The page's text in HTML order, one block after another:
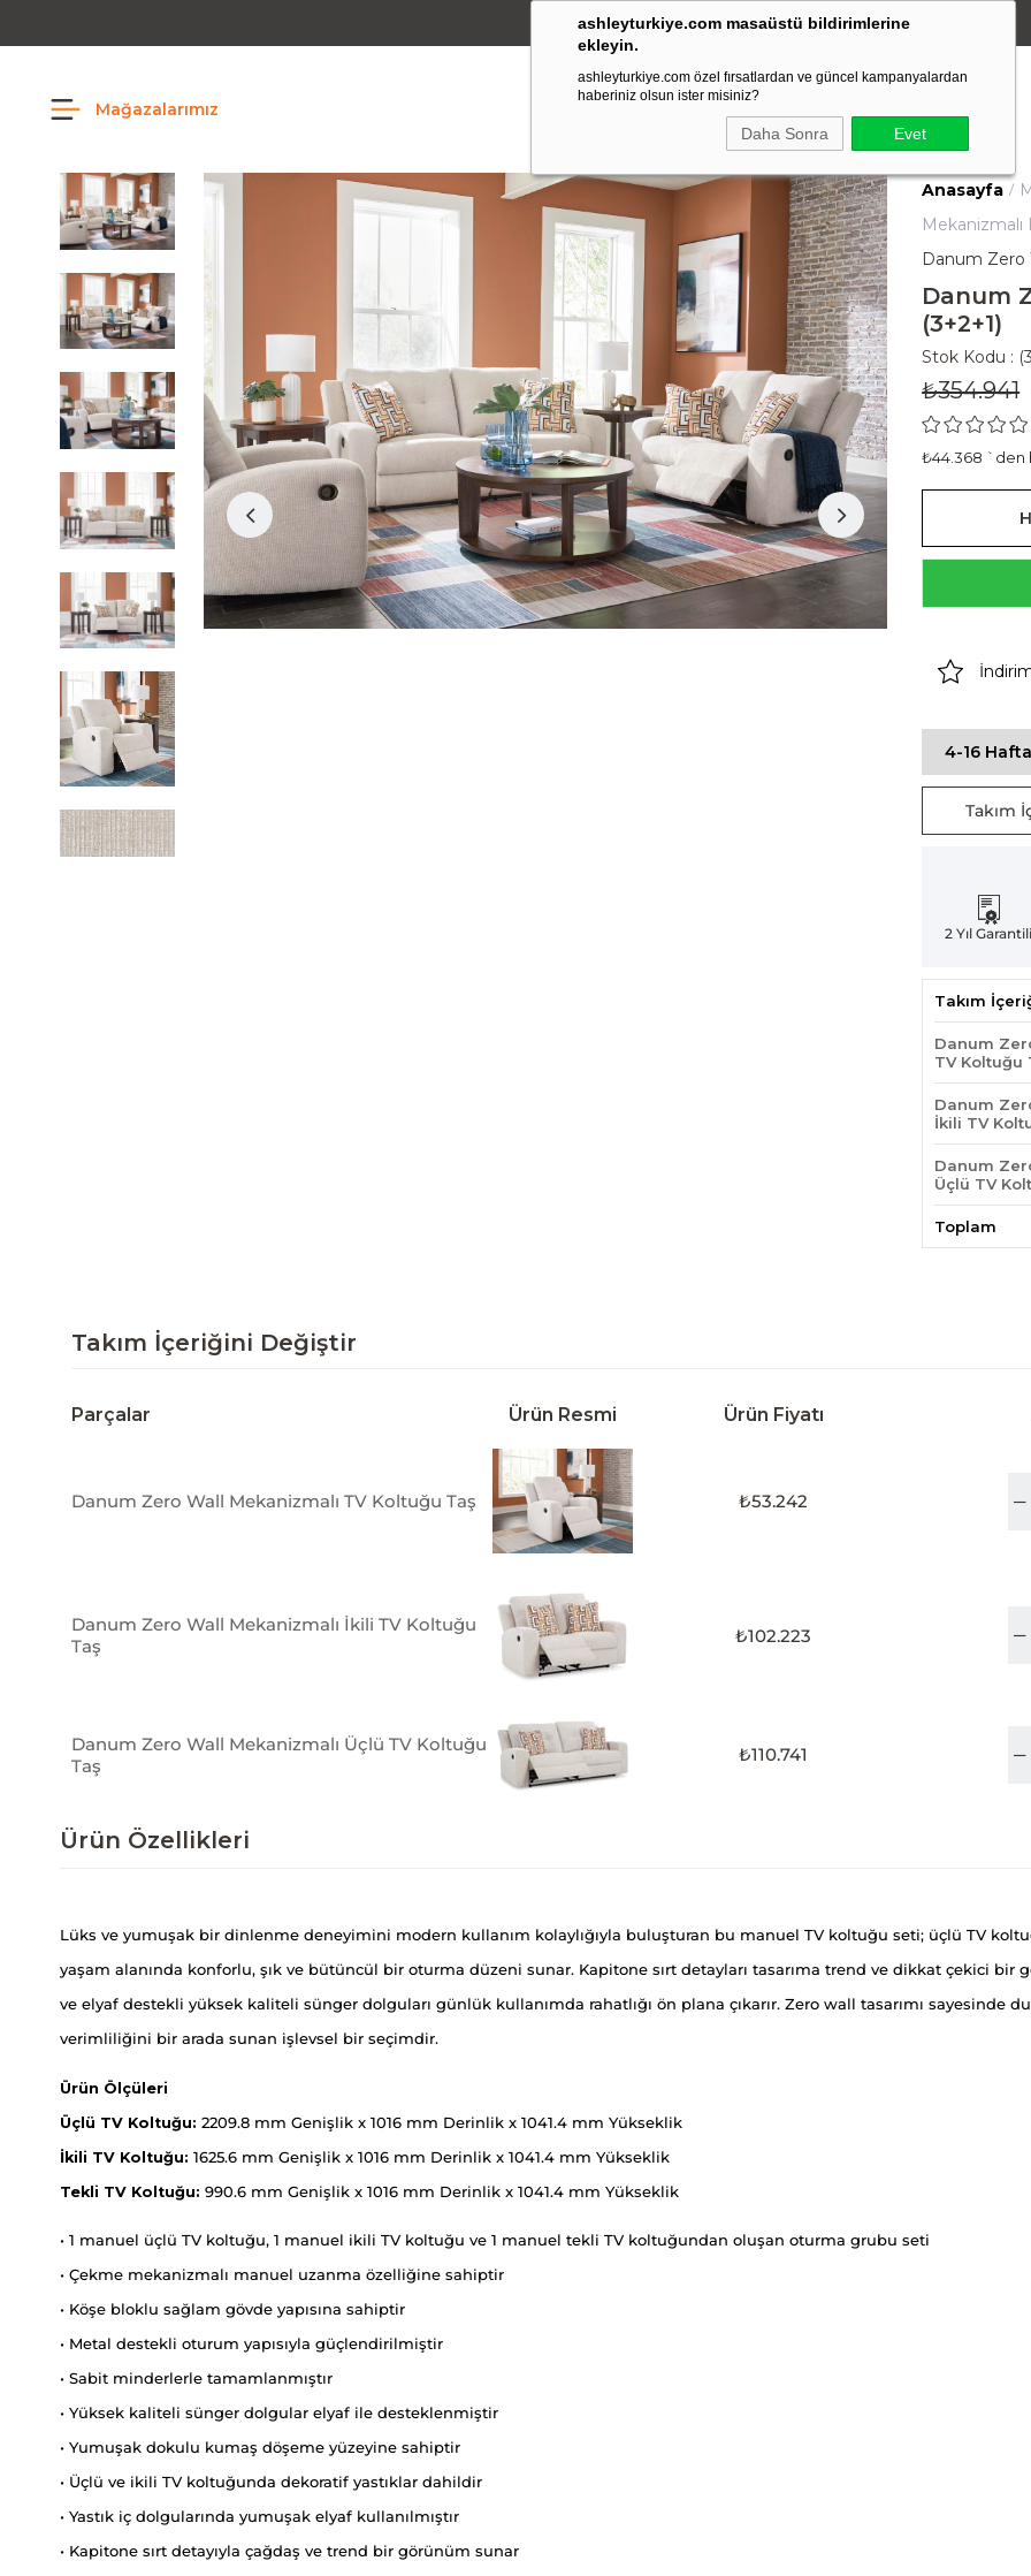
ashleyturkiye.com masaüstü bildirimlerine
ekleyin.
ashleyturkiye.com özel fırsatlardan ve güncel kampanyalardan
haberiniz olsun ister misiniz?
Daha Sonra Evet
Amerikan Stili Ergonomik Tasarım
Mağazalarımız
Anasayfa
Mekanizmalı
Danum Zero
Danum
(3+2+1)
Stok Kodu
₺354.941
₺44.368 `den
4-16
Takım
2 Yıl Garantili
Takım
Danum
TV Koltuğu
Danum
İkili TV
Danum
Üçlü TV
Toplam
Takım İçeriğini Değiştir
Parçalar Ürün Resmi Ürün Fiyatı
Danum Zero Wall Mekanizmalı TV Koltuğu Taş ₺53.242
Danum Zero Wall Mekanizmalı İkili TV Koltuğu
Taş
₺102.223
Danum Zero Wall Mekanizmalı Üçlü TV Koltuğu
Taş
₺110.741
Ürün Özellikleri
Lüks ve yumuşak bir dinlenme deneyimini modern kullanım kolaylığıyla buluşturan bu manuel TV koltuğu seti; üçlü TV
yaşam alanında konforlu, şık ve bütüncül bir oturma düzeni sunar. Kapitone sırt detayları tasarıma trend ve dikkat çekici
ve elyaf destekli yüksek kaliteli sünger dolguları günlük kullanımda rahatlığı ön plana çıkarır. Zero wall tasarımı sayesinde
verimliliğini bir arada sunan işlevsel bir seçimdir.
Ürün Ölçüleri
Üçlü TV Koltuğu: 2209.8 mm Genişlik x 1016 mm Derinlik x 1041.4 mm Yükseklik
İkili TV Koltuğu: 1625.6 mm Genişlik x 1016 mm Derinlik x 1041.4 mm Yükseklik
Tekli TV Koltuğu: 990.6 mm Genişlik x 1016 mm Derinlik x 1041.4 mm Yükseklik
• 1 manuel üçlü TV koltuğu, 1 manuel ikili TV koltuğu ve 1 manuel tekli TV koltuğundan oluşan oturma grubu seti
• Çekme mekanizmalı manuel uzanma özelliğine sahiptir
• Köşe bloklu sağlam gövde yapısına sahiptir
• Metal destekli oturum yapısıyla güçlendirilmiştir
• Sabit minderlerle tamamlanmıştır
• Yüksek kaliteli sünger dolgular elyaf ile desteklenmiştir
• Yumuşak dokulu kumaş döşeme yüzeyine sahiptir
• Üçlü ve ikili TV koltuğunda dekoratif yastıklar dahildir
• Yastık iç dolgularında yumuşak elyaf kullanılmıştır
• Kapitone sırt detayıyla çağdaş ve trend bir görünüm sunar